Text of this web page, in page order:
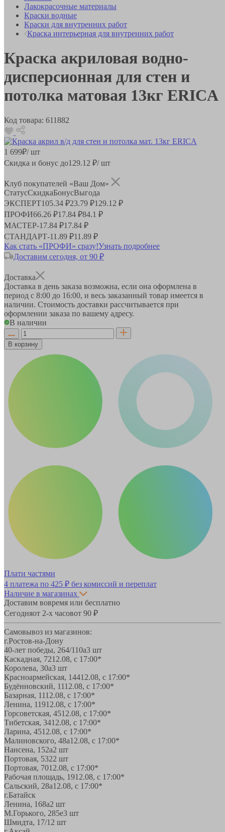
Лакокрасочные материалы
Краски водные
Краски для внутренних работ
Краска интерьерная для внутренних работ
Краска акриловая водно-
дисперсионная для стен и
потолка матовая 13кг ERICA
Код товара: 611882
1 699₽/ шт
Скидка и бонус до129.12 ₽/ шт
Клуб покупателей «Ваш Дом»
СтатусСкидкаБонусВыгода
ЭКСПЕРТ105.34 ₽23.79 ₽129.12 ₽
ПРОФИ66.26 ₽17.84 ₽84.1 ₽
МАСТЕР-17.84 ₽17.84 ₽
СТАНДАРТ-11.89 ₽11.89 ₽
Как стать «ПРОФИ» сразу!Узнать подробнее
Доставим сегодня, от 90 ₽
Доставка
Доставка в день заказа возможна, если она оформлена в
период с 8:00 до 16:00, и весь заказанный товар имеется в
наличии. Стоимость доставки рассчитывается при
оформлении заказа по вашему адресу.
В наличии
В корзину
Плати частями
4 платежа по 425 ₽ без комиссий и переплат
Наличие в магазинах
Доставим вовремя или бесплатно
Сегодняот 2-х часовот 90 ₽
Самовывоз из магазинов:
г.Ростов-на-Дону
40-лет победы, 264/110а3 шт
Каскадная, 7212.08, с 17:00*
Королева, 30а3 шт
Красноармейская, 14412.08, с 17:00*
Будённовский, 1112.08, с 17:00*
Базарная, 1112.08, с 17:00*
Ленина, 11912.08, с 17:00*
Горсоветская, 4512.08, с 17:00*
Тибетская, 3412.08, с 17:00*
Ларина, 4512.08, с 17:00*
Малиновского, 48а12.08, с 17:00*
Нансена, 152а2 шт
Портовая, 5322 шт
Портовая, 7012.08, с 17:00*
Рабочая площадь, 1912.08, с 17:00*
Сальский, 28a12.08, с 17:00*
г.Батайск
Ленина, 168а2 шт
М.Горького, 285е3 шт
Шмидта, 17/1 2 шт